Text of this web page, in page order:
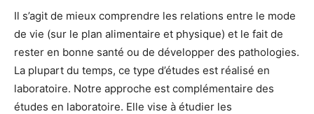
Il s’agit de mieux comprendre les relations entre le mode
de vie (sur le plan alimentaire et physique) et le fait de
rester en bonne santé ou de développer des pathologies.
La plupart du temps, ce type d’études est réalisé en
laboratoire. Notre approche est complémentaire des
études en laboratoire. Elle vise à étudier les